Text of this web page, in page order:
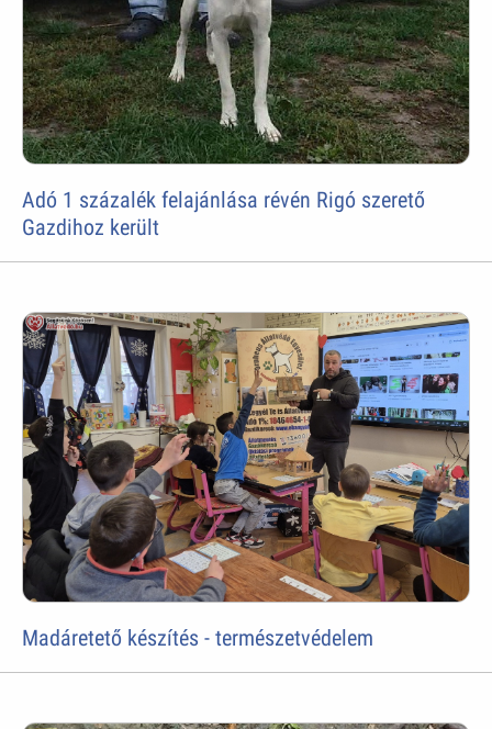
Adó 1 százalék felajánlása révén Rigó szerető
Gazdihoz került
Madáretető készítés - természetvédelem